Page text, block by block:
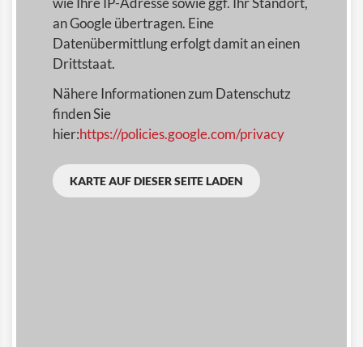
an Google übertragen. Eine
Datenübermittlung erfolgt damit an einen
Drittstaat.
Nähere Informationen zum Datenschutz
finden Sie
hier:https://policies.google.com/privacy
KARTE AUF DIESER SEITE LADEN